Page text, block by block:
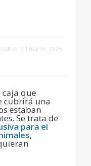
el 24 marzo, 2025
caja que
cubrirá una
estaban
Se trata de
para el
,